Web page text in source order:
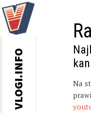
Na
VLOGI.INFO